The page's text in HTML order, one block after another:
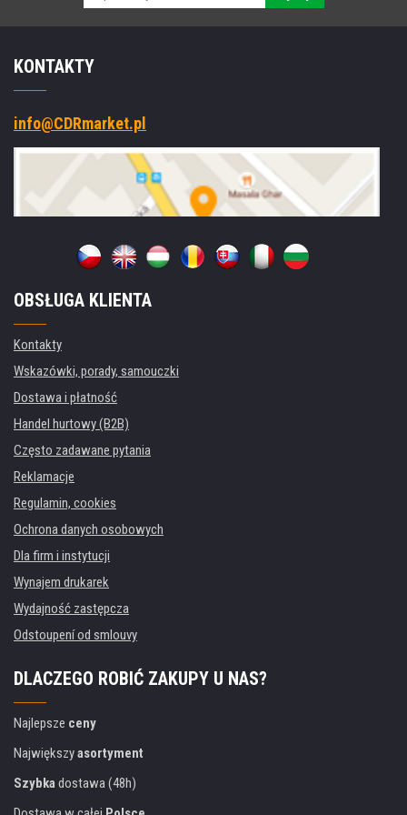
KONTAKTY
info@CDRmarket.pl
OBSŁUGA KLIENTA
Kontakty
Wskazówki, porady, samouczki
Dostawa i płatność
Handel hurtowy (B2B)
Często zadawane pytania
Reklamacje
Regulamin, cookies
Ochrona danych osobowych
Dla firm i instytucji
Wynajem drukarek
Wydajność zastępcza
Odstoupení od smlouvy
DLACZEGO ROBIĆ ZAKUPY U NAS?
Najlepsze ceny
Największyasortyment
Szybkadostawa (48h)